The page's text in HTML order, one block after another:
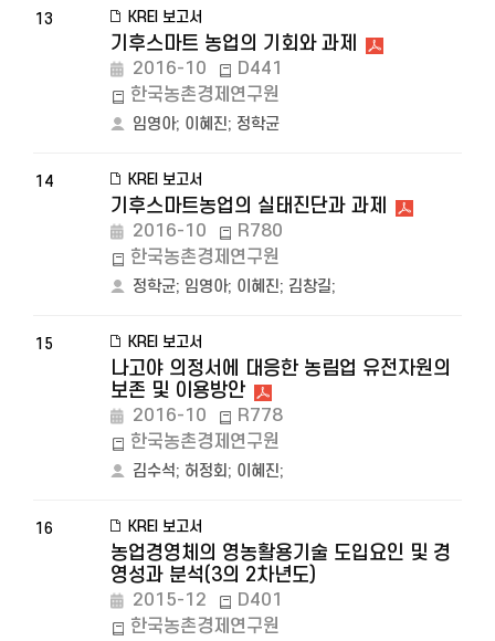
13 KREI 보고서
기후스마트 농업의 기회와 과제
2016-10
D441
한국농촌경제연구원
임영아; 이혜진; 정학균
14 KREI 보고서
기후스마트농업의 실태진단과 과제
2016-10
R780
한국농촌경제연구원
정학균; 임영아; 이혜진; 김창길;
15 KREI 보고서
나고야 의정서에 대응한 농림업 유전자원의
보존 및 이용방안
2016-10
R778
한국농촌경제연구원
김수석; 허정회 ; 이혜진;
16 KREI 보고서
농업경영체의 영농활용기술 도입요인 및 경
영성과 분석(3의 2차년도)
2015-12
D401
한국농촌경제연구원